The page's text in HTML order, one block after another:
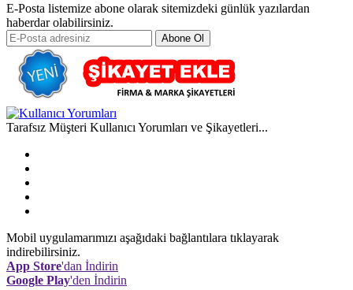
E-Posta listemize abone olarak sitemizdeki günlük yazılardan
haberdar olabilirsiniz.
Abone Ol
Tarafsız Müşteri Kullanıcı Yorumları ve Şikayetleri...
Mobil uygulamarımızı aşağıdaki bağlantılara tıklayarak
indirebilirsiniz.
App Store'dan İndirin
Google Play'den İndirin